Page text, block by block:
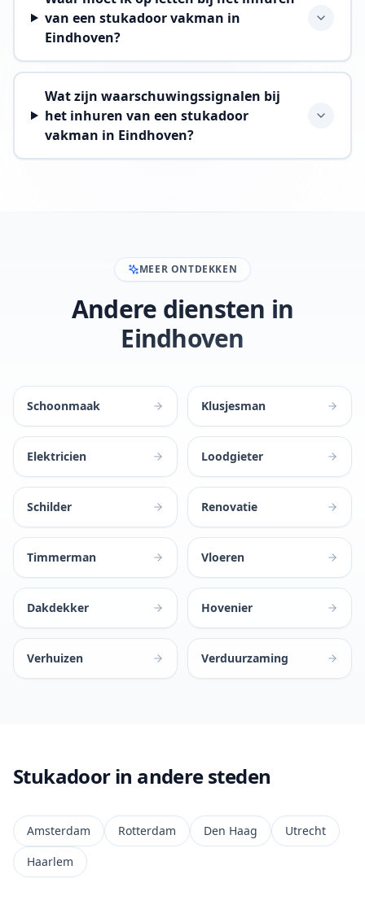
van een stukadoor vakman in
Eindhoven?
Wat zijn waarschuwingssignalen bij
het inhuren van een stukadoor
vakman in Eindhoven?
MEER ONTDEKKEN
Andere diensten in
Eindhoven
Schoonmaak Klusjesman
Elektricien Loodgieter
Schilder Renovatie
Timmerman Vloeren
Dakdekker Hovenier
Verhuizen Verduurzaming
Stukadoor in andere steden
Amsterdam Rotterdam Den Haag
Utrecht
Haarlem